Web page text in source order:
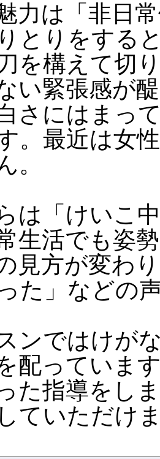
力は「非日
とりをする
を構えて切
い緊張感が
さにはまっ
。最近は女
。
は「けいこ
生活でも姿
見方が変わ
た」などの
ンではけが
配っていま
た指導をし
ていただけ